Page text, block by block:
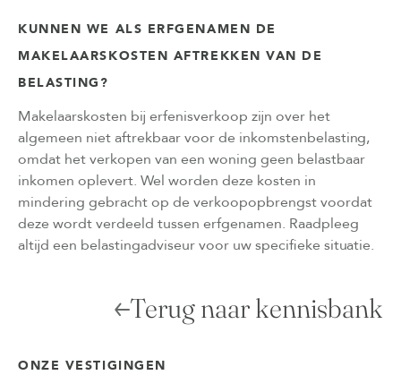
KUNNEN WE ALS ERFGENAMEN DE
MAKELAARSKOSTEN AFTREKKEN VAN DE
BELASTING?
Makelaarskosten bij erfenisverkoop zijn over het
algemeen niet aftrekbaar voor de inkomstenbelasting,
omdat het verkopen van een woning geen belastbaar
inkomen oplevert. Wel worden deze kosten in
mindering gebracht op de verkoopopbrengst voordat
deze wordt verdeeld tussen erfgenamen. Raadpleeg
altijd een belastingadviseur voor uw specifieke situatie.
Terug naar kennisbank
ONZE VESTIGINGEN